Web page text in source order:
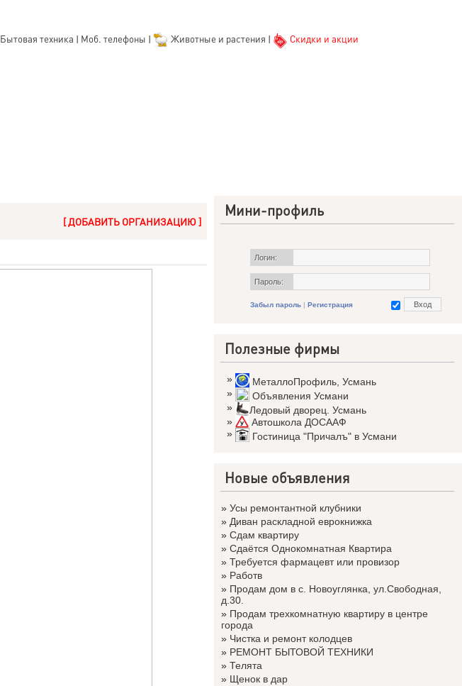
Бытовая техника | Моб. телефоны | Животные и растения | Скидки и акции
[ ДОБАВИТЬ ОРГАНИЗАЦИЮ ]
Мини-профиль
Логин:
Пароль:
Забыл пароль | Регистрация
Полезные фирмы
» МеталлоПрофиль Усмань
»
Объявления Усмани
»
Ледовый дворец. Усмань
»
Автошкола ДОСААФ
»
Гостиница "Причалъ" в Усмани
Новые объявления
» Усы ремонтантной клубники
» Диван раскладной еврокнижка
» Сдам квартиру
» Сдаётся Однокомнатная Квартира
» Требуется фармацевт или провизор
» Работв
» Продам дом в с. Новоуглянка, ул.Свободная,
д.30.
» Продам трехкомнатную квартиру в центре
города
» Чистка и ремонт колодцев
» РЕМОНТ БЫТОВОЙ ТЕХНИКИ
» Телята
» Щенок в дар